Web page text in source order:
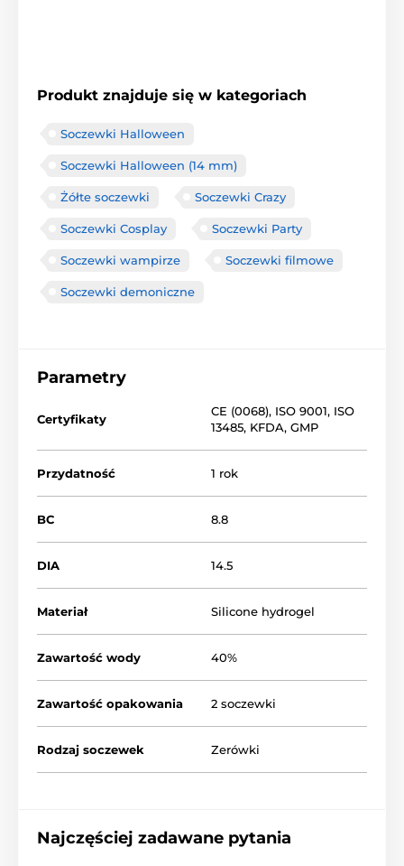
Produkt znajduje się w kategoriach
Soczewki Halloween
Soczewki Halloween (14 mm)
Żółte soczewki Soczewki Crazy
Soczewki Cosplay Soczewki Party
Soczewki wampirze Soczewki filmowe
Soczewki demoniczne
Parametry
Certyfikaty
CE (0068), ISO 9001, ISO
13485, KFDA, GMP
Przydatność 1 rok
BC 8.8
DIA 14.5
Materiał Silicone hydrogel
Zawartość wody 40%
Zawartość opakowania 2 soczewki
Rodzaj soczewek Zerówki
Najczęściej zadawane pytania